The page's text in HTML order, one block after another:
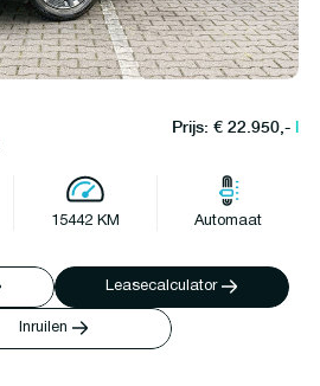
Prijs: € 22.950,-l
15442 KM Automaat
Leasecalculator
Inruilen